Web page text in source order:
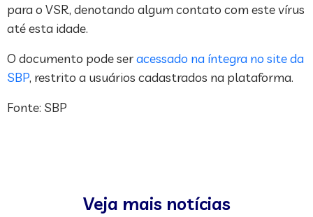
para o VSR, denotando algum contato com este vírus
até esta idade.
O documento pode seracessado na íntegra no site da
SBP, restrito a usuários cadastrados na plataforma.
Fonte: SBP
Veja mais notícias